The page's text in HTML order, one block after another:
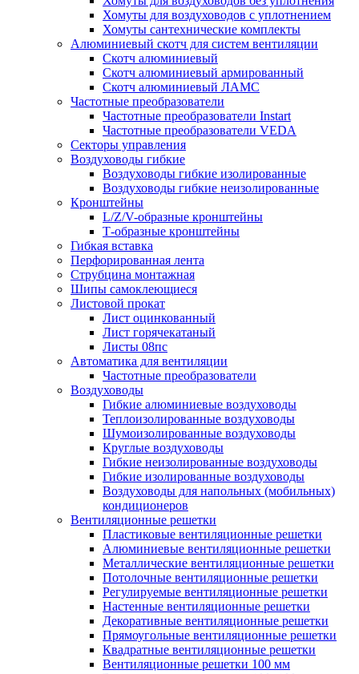
Хомуты для воздуховодов с уплотнением
Хомуты сантехнические комплекты
Алюминиевый скотч для систем вентиляции
Скотч алюминиевый
Скотч алюминиевый армированный
Скотч алюминиевый ЛАМС
Частотные преобразователи
Частотные преобразователи Instart
Частотные преобразователи VEDA
Секторы управления
Воздуховоды гибкие
Воздуховоды гибкие изолированные
Воздуховоды гибкие неизолированные
Кронштейны
L/Z/V-образные кронштейны
Т-образные кронштейны
Гибкая вставка
Перфорированная лента
Струбцина монтажная
Шипы самоклеющиеся
Листовой прокат
Лист оцинкованный
Лист горячекатаный
Листы 08пс
Автоматика для вентиляции
Частотные преобразователи
Воздуховоды
Гибкие алюминиевые воздуховоды
Теплоизолированные воздуховоды
Шумоизолированные воздуховоды
Круглые воздуховоды
Гибкие неизолированные воздуховоды
Гибкие изолированные воздуховоды
Воздуховоды для напольных (мобильных)
кондиционеров
Вентиляционные решетки
Пластиковые вентиляционные решетки
Алюминиевые вентиляционные решетки
Металлические вентиляционные решетки
Потолочные вентиляционные решетки
Регулируемые вентиляционные решетки
Настенные вентиляционные решетки
Декоративные вентиляционные решетки
Прямоугольные вентиляционные решетки
Квадратные вентиляционные решетки
Вентиляционные решетки 100 мм